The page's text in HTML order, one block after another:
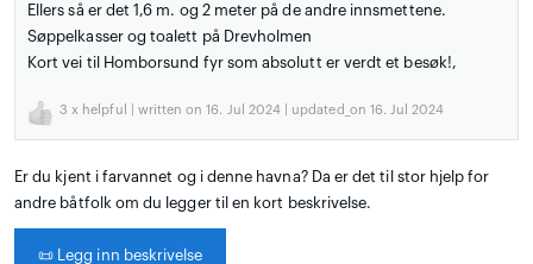
Ellers så er det 1,6 m. og 2 meter på de andre innsmettene.
Søppelkasser og toalett på Drevholmen
Kort vei til Homborsund fyr som absolutt er verdt et besøk!,
3 x helpful | written on 16. Jul 2024 | updated_on 16. Jul 2024
Er du kjent i farvannet og i denne havna? Da er det til stor hjelp for
andre båtfolk om du legger til en kort beskrivelse.
📜 Legg inn beskrivelse